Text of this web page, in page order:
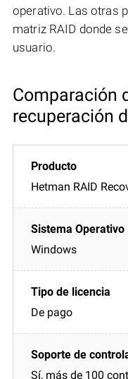
operativo. Las otras
matriz RAID donde
usuario.
Comparación
recuperación
Hetman RAID
Windows
De pago
Sí, más de 100